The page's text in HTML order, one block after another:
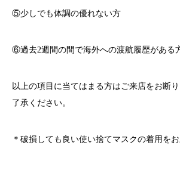
⑤少しでも体調の優れない方
⑥過去2週間の間で海外への渡航履歴がある
以上の項目に当てはまる方はご来店をお断
了承ください。
＊破損しても良い使い捨てマスクの着用をお